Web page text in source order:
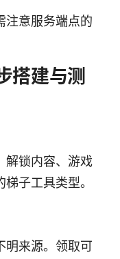
注意服务端点的
搭建与测
解锁内容、游戏
子工具类型。
明来源。领取可